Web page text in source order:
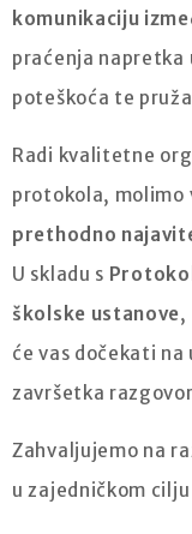
komunikaciju
praćenja napretka
poteškoća te
Radi kvalitetne
protokola, molimo
prethodno
U skladu s
školske ustanove,
će vas dočekati
završetka
Zahvaljujemo na
u zajedničkom